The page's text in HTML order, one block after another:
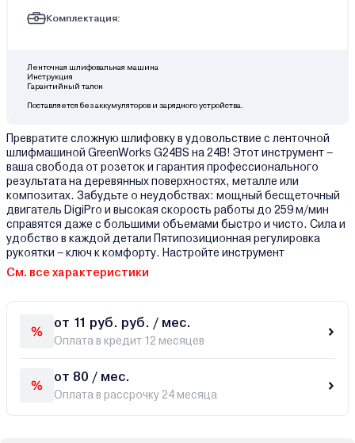
Комплектация:
Ленточная шлифовальная машина
Инструкция
Гарантийный талон
Поставляется без аккумуляторов и зарядного устройства.
Превратите сложную шлифовку в удовольствие с ленточной
шлифмашиной GreenWorks G24BS на 24В! Этот инструмент –
ваша свобода от розеток и гарантия профессионального
результата на деревянных поверхностях, металле или
композитах. Забудьте о неудобствах: мощный бесщеточный
двигатель DigiPro и высокая скорость работы до 259 м/мин
справятся даже с большими объемами быстро и чисто. Сила и
удобство в каждой детали Пятипозиционная регулировка
рукоятки – ключ к комфорту. Настройте инструмент
См. все характеристики
от 11 руб. руб. / мес.
Оплата в кредит 12 месяцев
от 80 / мес.
Оплата в рассрочку 24 месяца